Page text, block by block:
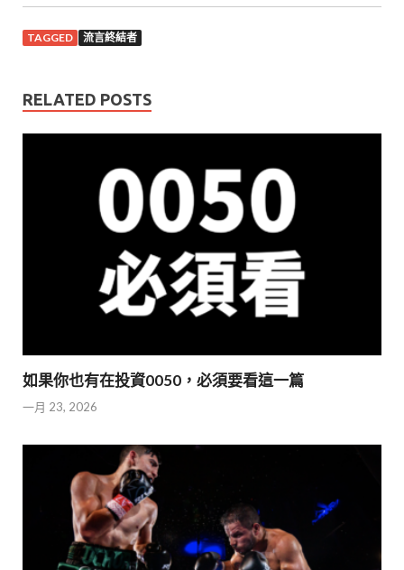
TAGGED 流言終結者
RELATED POSTS
如果你也有在投資0050，必須要看這一篇
一月 23, 2026